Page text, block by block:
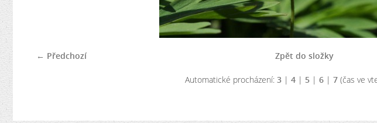
← Předchozí Zpět do složky
Automatické procházení: 3| 4| 5| 6| 7(čas ve